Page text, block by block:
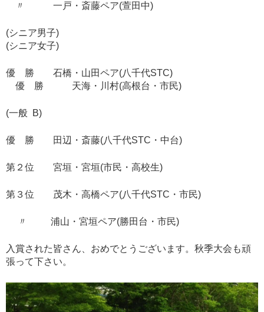
〃 一戸・斎藤ペア(萱田中)
(シニア男子)
(シニア女子)
優 勝 石橋・山田ペア(八千代STC)
優 勝 天海・川村(高根台・市民)
(一般 B)
優 勝 田辺・斎藤(八千代STC・中台)
第２位 宮垣・宮垣(市民・高校生)
第３位 茂木・高橋ペア(八千代STC・市民)
〃 浦山・宮垣ペア(勝田台・市民)
入賞された皆さん、おめでとうございます。秋季大会も頑
張って下さい。